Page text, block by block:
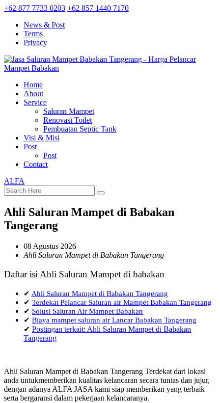
+62 877 7733 0203 +62 857 1440 7170
News & Post
Terms
Privacy
Home
About
Service
Saluran Mampet
Renovasi Toilet
Pembuatan Septic Tank
Visi & Misi
Post
Post
Contact
ALFA
Ahli Saluran Mampet di Babakan
Tangerang
08 Agustus 2026
Ahli Saluran Mampet di Babakan Tangerang
Daftar isi Ahli Saluran Mampet di babakan
✔ Ahli Saluran Mampet di Babakan Tangerang
✔ Terdekat Pelancar Saluran air Mampet Babakan Tangerang
✔ Solusi Saluran Air Mampet Babakan
✔ Biaya mampet saluran air Lancar Babakan Tangerang
✔ Postingan terkait: Ahli Saluran Mampet di Babakan
Tangerang
Ahli Saluran Mampet di Babakan Tangerang Terdekat dari lokasi
anda untukmemberikan kualitas kelancaran secara tuntas dan jujur,
dengan adanya ALFA JASA kami siap memberikan yang terbaik
serta bergaransi dalam pekerjaan kelancaranya.